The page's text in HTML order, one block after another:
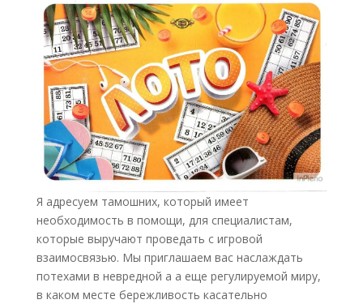
Я адресуем тамошних, который имеет
необходимость в помощи, для специалистам,
которые выручают проведать с игровой
взаимосвязью. Мы приглашаем вас наслаждать
потехами в невредной а а еще регулируемой миру,
в каком месте бережливость касательно